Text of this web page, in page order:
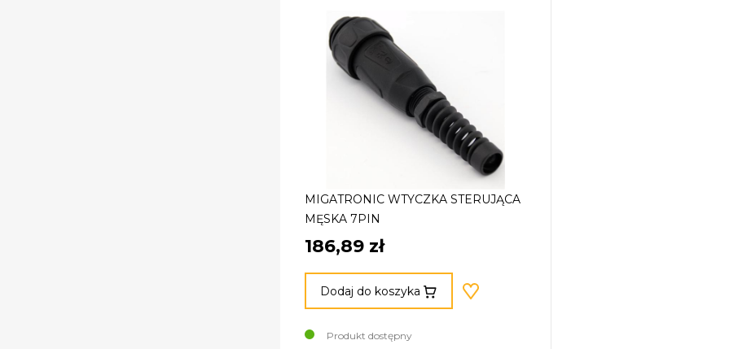
MIGATRONIC WTYCZKA STERUJĄCA
MĘSKA 7PIN
186,89 zł
Dodaj do koszyka
Produkt dostępny